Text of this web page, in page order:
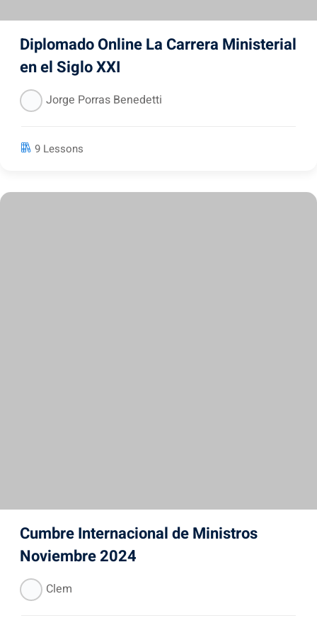
Diplomado Online La Carrera Ministerial
en el Siglo XXI
Jorge Porras Benedetti
9 Lessons
Cumbre Internacional de Ministros
Noviembre 2024
Clem